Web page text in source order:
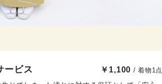
ービス ￥1,100 / 着物1点